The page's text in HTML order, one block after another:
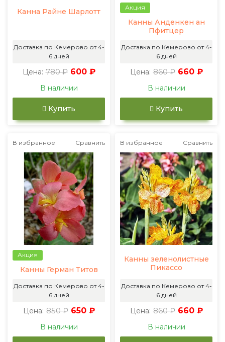
Канна Райне Шарлотт
Доставка по Кемерово от 4-
6 дней
Цена: 780 ₽ 600 ₽
В наличии
Купить
Акция
Канны Анденкен ан
Пфитцер
Доставка по Кемерово от 4-
6 дней
Цена: 860 ₽ 660 ₽
В наличии
Купить
В избранное Сравнить
Акция
Канны Герман Титов
Доставка по Кемерово от 4-
6 дней
Цена: 850 ₽ 650 ₽
В наличии
В избранное Сравнить
Канны зеленолистные
Пикассо
Доставка по Кемерово от 4-
6 дней
Цена: 860 ₽ 660 ₽
В наличии